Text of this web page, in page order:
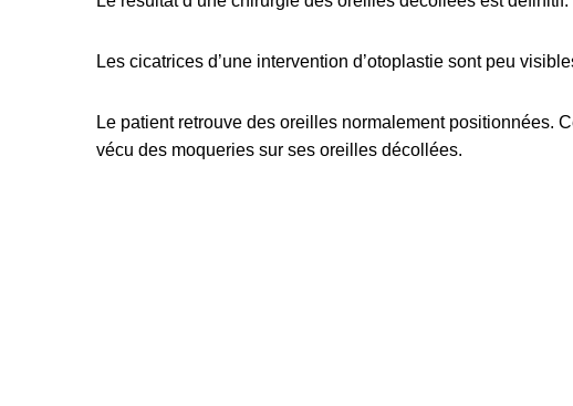
Les cicatrices d’une intervention d’otoplastie sont peu
Le patient retrouve des oreilles normalement positionnées.
vécu des moqueries sur ses oreilles décollées.